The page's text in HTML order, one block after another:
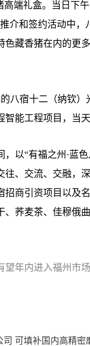
高端礼盒。当日下
介和签约活动中，
色藏香猪在内的更
宿十二（纳钦）
能工程项目，当天
“有福之州·蓝色
往、交流、交融，
招商引资项目以及
、荞麦茶、佳穆俄
望年内进入福州市场
司 可填补国内高精密